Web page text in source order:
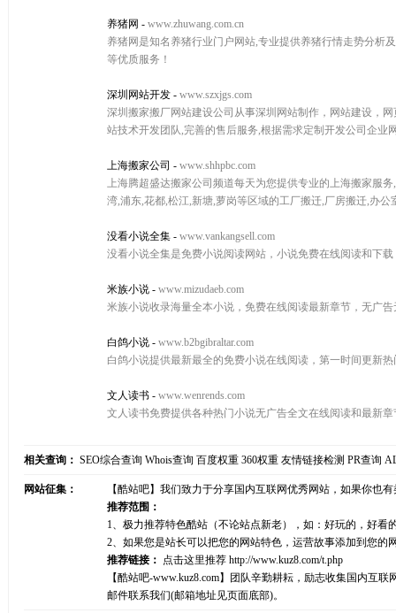
养猪网 - www.zhuwang.com.cn
养猪网是知名养猪行业门户网站,专业提供养猪行情走势分析
等优质服务！
深圳网站开发 - www.szxjgs.com
深圳搬家搬厂网站建设公司从事深圳网站制作，网站建设，
站技术开发团队,完善的售后服务,根据需求定制开发公司企业
上海搬家公司 - www.shhpbc.com
上海腾超盛达搬家公司频道每天为您提供专业的上海搬家服
湾,浦东,花都,松江,新塘,萝岗等区域的工厂搬迁,厂房搬迁,办
没看小说全集 - www.vankangsell.com
没看小说全集是免费小说阅读网站，小说免费在线阅读和下
米族小说 - www.mizudaeb.com
米族小说收录海量全本小说，免费在线阅读最新章节，无广
白鸽小说 - www.b2bgibraltar.com
白鸽小说提供最新最全的免费小说在线阅读，第一时间更新
文人读书 - www.wenrends.com
文人读书免费提供各种热门小说无广告全文在线阅读和最新
相关查询： SEO综合查询 Whois查询 百度权重 360权重 友情链接检测 PR查询
网站征集：
【酷站吧】我们致力于分享国内互联网优秀网站，如果你也
推荐范围：
1、极力推荐特色酷站（不论站点新老），如：好玩的，好
2、如果您是站长可以把您的网站特色，运营故事添加到您
推荐链接： 点击这里推荐 http://www.kuz8.com/t.php
【酷站吧-www.kuz8.com】团队辛勤耕耘，励志收集国内互
邮件联系我们(邮箱地址见页面底部)。